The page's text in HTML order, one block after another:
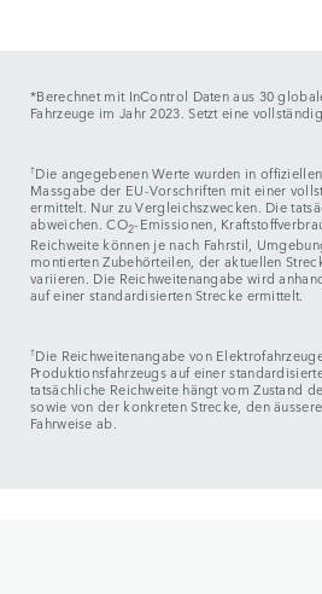
*Berechnet mit InControl Daten aus 30
Fahrzeuge im Jahr 2023. Setzt eine
†Die angegebenen Werte wurden in
Massgabe der EU-Vorschriften mit einer
ermittelt. Nur zu Vergleichszwecken. Die
abweichen. CO2-Emissionen,
Reichweite können je nach Fahrstil,
montierten Zubehörteilen, der aktuellen
variieren. Die Reichweitenangabe wird
auf einer standardisierten Strecke ermittelt.
†Die Reichweitenangabe von
Produktionsfahrzeugs auf einer
tatsächliche Reichweite hängt vom Zustand
sowie von der konkreten Strecke, den
Fahrweise ab.